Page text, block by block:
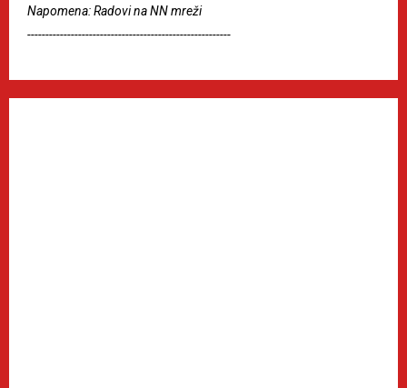
Napomena: Radovi na NN mreži
--------------------------------------------------------